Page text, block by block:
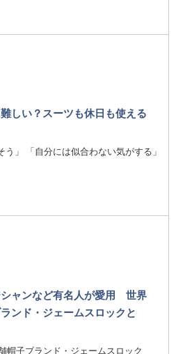
しい？スーツも休日も使える
う」 「自分には似合わない気がする」
ャンなど有名人が愛用 世界
ンド・ジェームスロックと
帽子ブランド・ジェームスロック